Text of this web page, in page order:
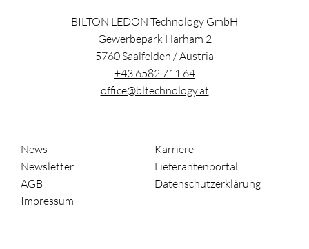
BILTON LEDON Technology GmbH
Gewerbepark Harham 2
5760Saalfelden /Austria
+43 6582 711 64
office@bltechnology.at
News
Karriere
Newsletter
Lieferantenportal
AGB
Datenschutzerklärung
Impressum